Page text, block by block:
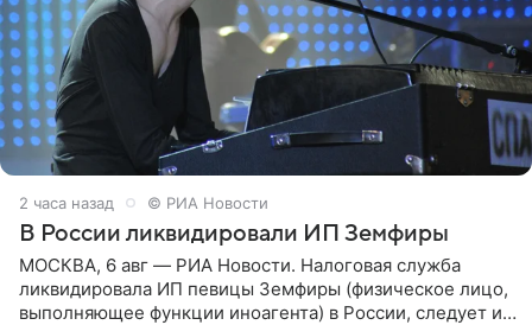
2 часа назад © РИА Новости
В России ликвидировали ИП Земфиры
МОСКВА, 6 авг — РИА Новости. Налоговая служба
ликвидировала ИП певицы Земфиры (физическое лицо,
выполняющее функции иноагента) в России, следует из